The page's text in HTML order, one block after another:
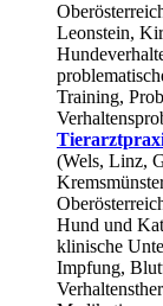
Leonstein,
Training,
(Wels, Linz,
Hund und
klinische
Impfung,